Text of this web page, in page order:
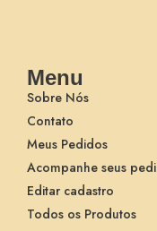
Menu
Sobre Nós
Contato
Meus Pedidos
Acompanhe seus
Editar cadastro
Todos os Produtos